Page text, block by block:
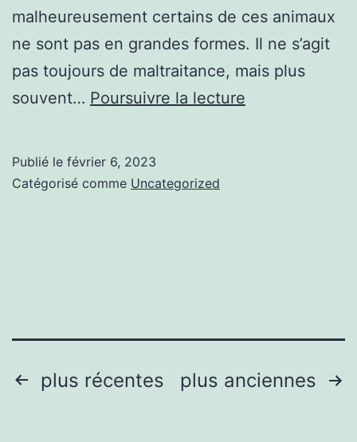
malheureusement certains de ces animaux
ne sont pas en grandes formes. Il ne s’agit
pas toujours de maltraitance, mais plus
souvent… Poursuivre la lecture
Publié le février 6, 2023
Catégorisé comme Uncategorized
Pagination
plus récentes plus anciennes